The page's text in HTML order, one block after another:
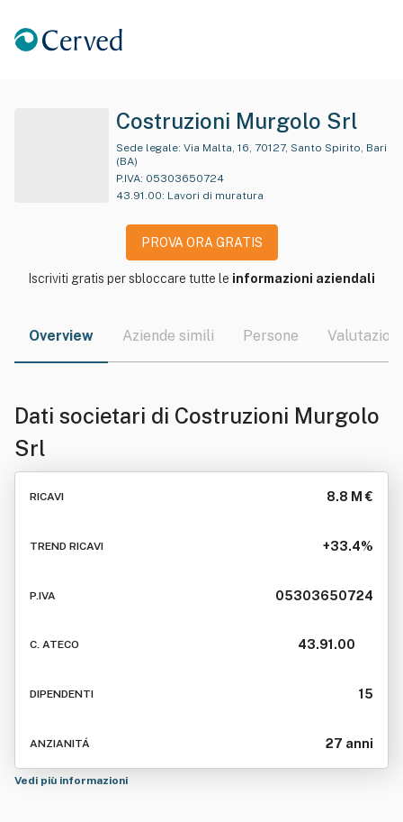
Costruzioni Murgolo Srl
Sede legale:
(BA)
P.IVA: 05303650724
43.91.00: Lavori di muratura
PROVA ORA GRATIS
Iscriviti gratis per sbloccare tutte le informazioni aziendali
Overview Aziende simili Persone Valutazioni
Dati societari di Costruzioni Murgolo
Srl
RICAVI 8.8 M €
TREND RICAVI +33.4%
P.IVA 05303650724
C. ATECO 43.91.00
DIPENDENTI 15
ANZIANITÁ 27 anni
Vedi più informazioni